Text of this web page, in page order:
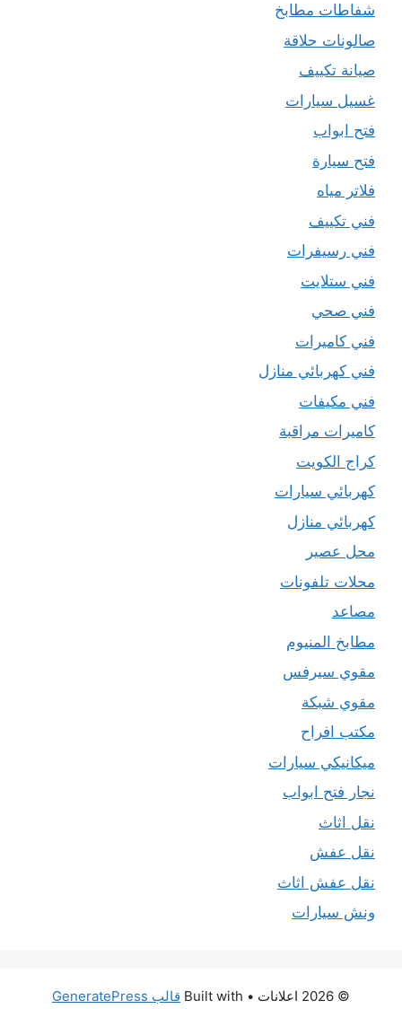
شفاطات مطابخ
صالونات حلاقة
صيانة تكييف
غسيل سيارات
فتح ابواب
فتح سيارة
فلاتر مياه
فني تكييف
فني رسيفرات
فني ستلايت
فني صحي
فني كاميرات
فني كهربائي منازل
فني مكيفات
كاميرات مراقبة
كراج الكويت
كهربائي سيارات
كهربائي منازل
محل عصير
محلات تلفونات
مصاعد
مطابخ المنيوم
مقوي سيرفس
مقوي شبكة
مكتب افراح
ميكانيكي سيارات
نجار فتح ابواب
نقل اثاث
نقل عفش
نقل عفش اثاث
ونش سيارات
© 2026 اعلانات • Built with قالب GeneratePress